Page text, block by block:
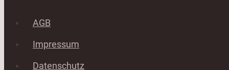
AGB
Impressum
Datenschutz